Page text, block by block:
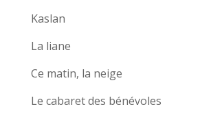
Kaslan
La liane
Ce matin, la neige
Le cabaret des bénévoles